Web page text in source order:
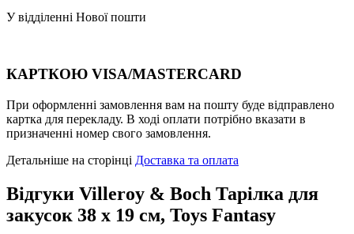
У відділенні Нової пошти
КАРТКОЮ VISA/MASTERCARD
При оформленні замовлення вам на пошту буде відправлено
картка для перекладу. В ході оплати потрібно вказати в
призначенні номер свого замовлення.
Детальніше на сторінці Доставка та оплата
Відгуки Villeroy & Boch Тарілка для
закусок 38 х 19 см, Toys Fantasy